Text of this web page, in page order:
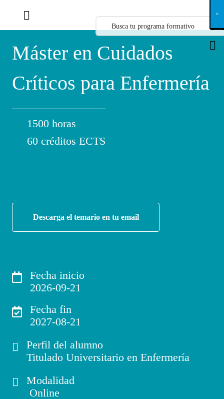
Máster en Cuidados
Críticos para Enfermería
1500 horas
60 créditos ECTS
Descarga el temario en tu email
Fecha inicio
2026-09-21
Fecha fin
2027-08-21
Perfil del alumno
Titulado Universitario en Enfermería
Modalidad
Online
X
×
×
×
×
×
×
×
×
×
×
×
×
×
×
×
×
×
×
×
×
×
×
×
×
×
×
×
×
×
×
×
×
×
×
×
×
×
×
×
×
×
×
×
×
×
×
×
×
×
×
×
×
×
×
×
×
×
×
×
×
×
×
×
×
×
×
×
×
×
×
×
×
×
×
×
×
×
×
×
×
×
×
×
×
×
×
×
×
×
×
×
×
×
×
×
×
×
×
×
×
×
×
×
×
×
×
×
×
×
×
×
×
×
×
×
×
×
×
×
×
×
×
×
×
×
×
×
×
×
×
×
×
×
×
×
×
×
×
×
×
×
×
×
×
×
×
×
×
×
×
×
×
×
×
×
×
×
×
×
×
×
×
×
×
×
×
×
×
×
×
×
×
×
×
×
×
×
×
×
×
×
×
×
×
×
×
×
×
×
×
×
×
×
×
×
×
×
×
×
×
×
×
×
×
×
×
×
×
×
×
×
×
×
×
×
×